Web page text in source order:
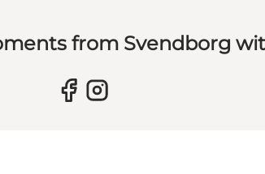
from Svendborg